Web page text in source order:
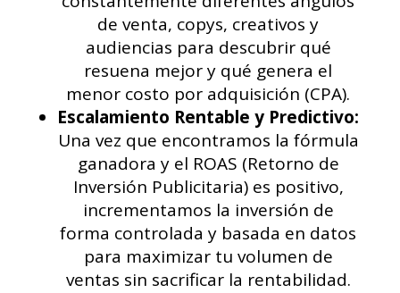
de venta, copys, creativos y
audiencias para descubrir qué
resuena mejor y qué genera el
menor costo por adquisición (CPA).
Escalamiento Rentable y Predictivo:
Una vez que encontramos la fórmula
ganadora y el ROAS (Retorno de
Inversión Publicitaria) es positivo,
incrementamos la inversión de
forma controlada y basada en datos
para maximizar tu volumen de
ventas sin sacrificar la rentabilidad.